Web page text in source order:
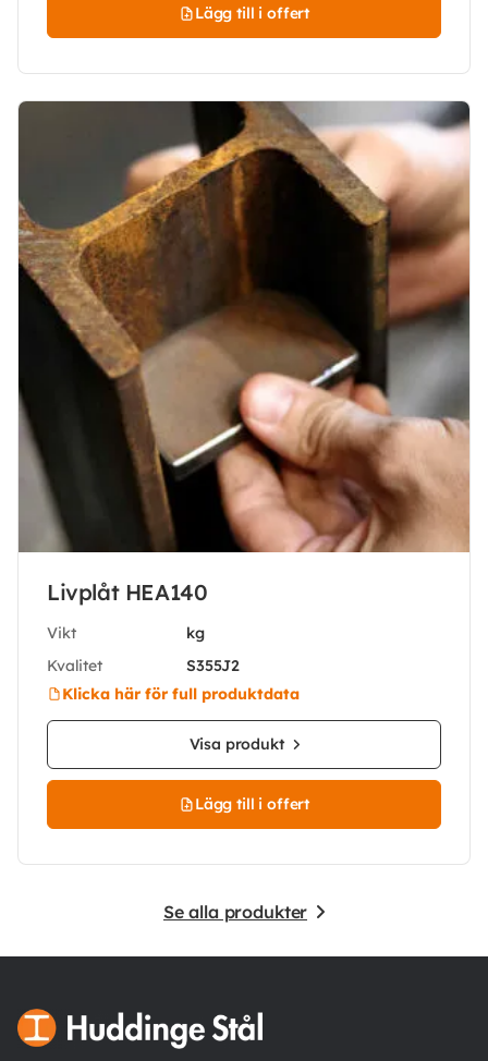
Lägg till i offert
Livplåt HEA140
Vikt
kg
Kvalitet
S355J2
Klicka här för full produktdata
Visa produkt
Lägg till i offert
Se alla produkter